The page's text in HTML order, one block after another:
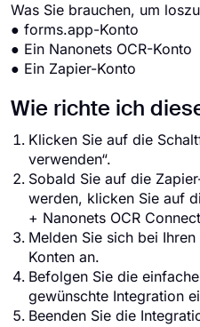
Was Sie brauchen, um
● forms.app-Konto
● Ein Nanonets OCR-Konto
● Ein Zapier-Konto
Wie richte ich
Klicken Sie auf die
verwenden“.
Sobald Sie auf die
werden, klicken Sie auf
+ Nanonets OCR
Melden Sie sich bei
Konten an.
Befolgen Sie die
gewünschte Integration
Beenden Sie die